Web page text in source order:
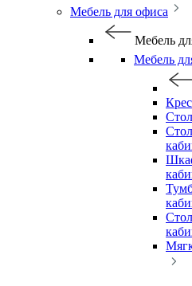
Мебель для офиса
Мебель
Мебель